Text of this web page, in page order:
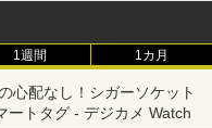
1週間 1カ月
心配なし！シガーソケット
ートタグ - デジカメ Watch